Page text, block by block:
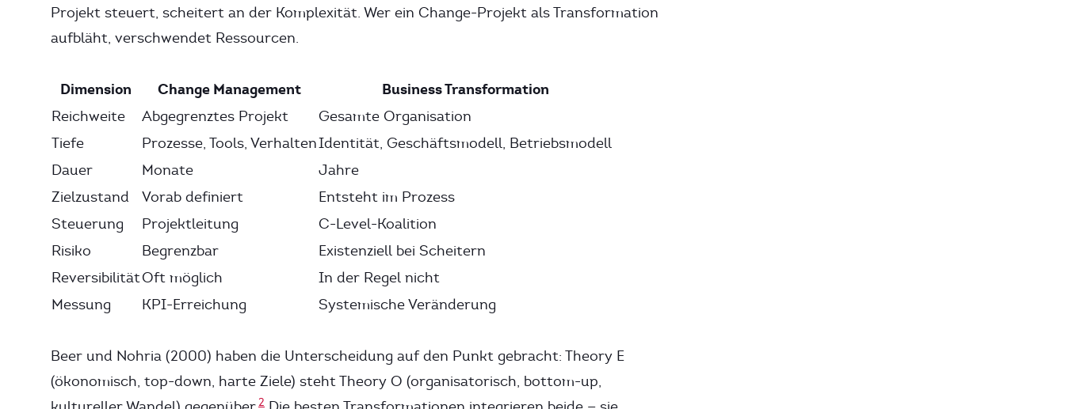
Projekt steuert, scheitert an der Komplexität. Wer ein Change-Projekt als Transformation
aufbläht, verschwendet Ressourcen.
Dimension Change Management Business Transformation
Reichweite Abgegrenztes Projekt
Gesamte Organisation
Tiefe
Prozesse, Tools, VerhaltenIdentität, Geschäftsmodell, Betriebsmodell
Dauer
Monate
Jahre
Zielzustand
Vorab definiert
Entsteht im Prozess
Steuerung
Projektleitung
C-Level-Koalition
Risiko
Begrenzbar
Existenziell bei Scheitern
ReversibilitätOft möglich
In der Regel nicht
Messung
KPI-Erreichung Systemische Veränderung
Beer und Nohria (2000) haben die Unterscheidung auf den Punkt gebracht: Theory E
(ökonomisch, top-down, harte Ziele) steht Theory O (organisatorisch, bottom-up,
2